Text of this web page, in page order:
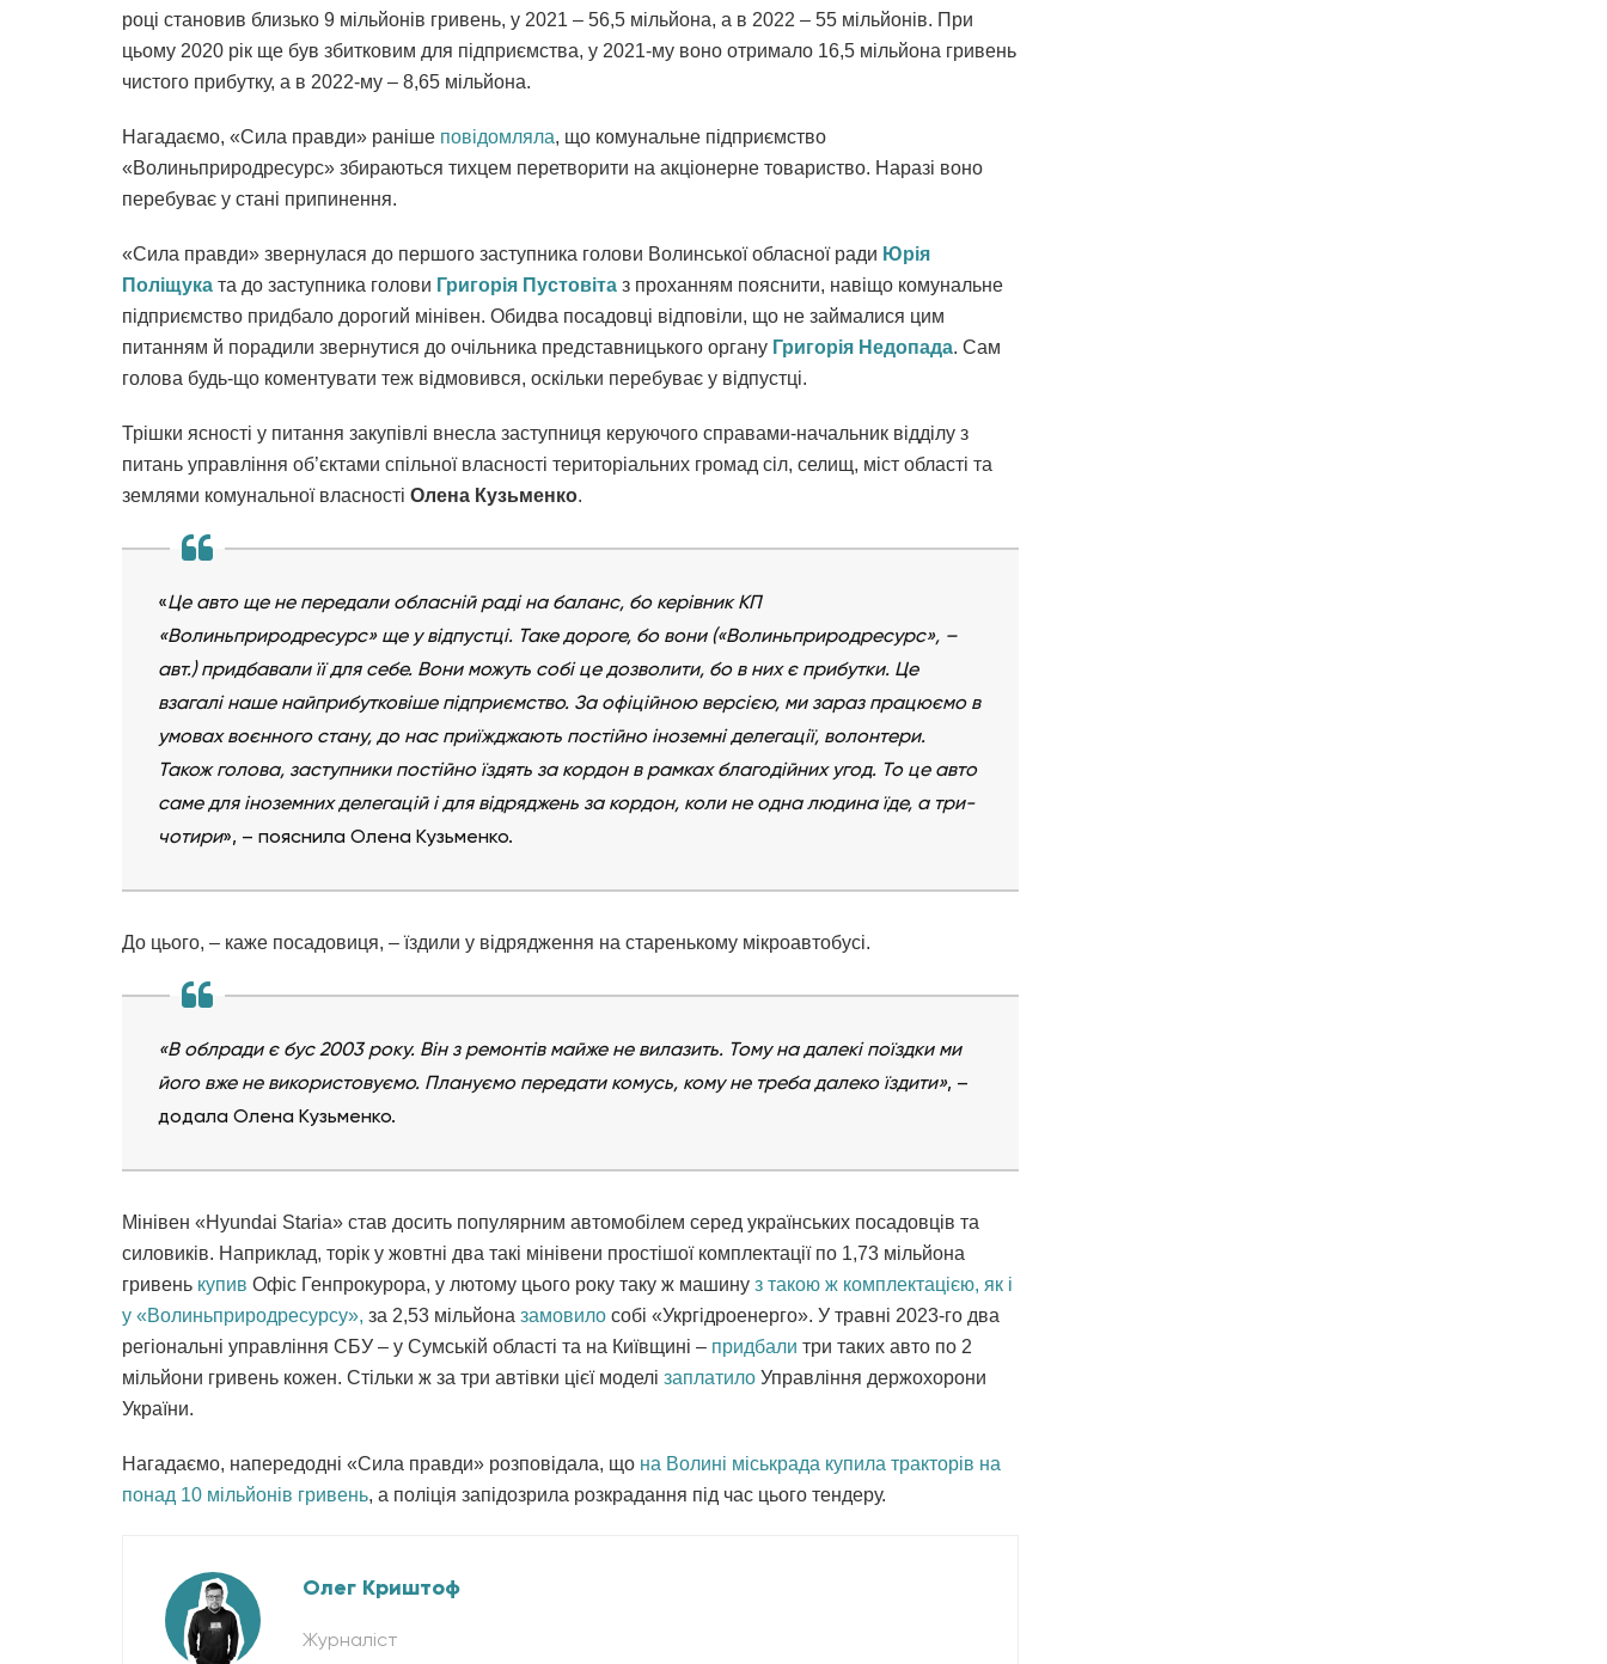
році становив близько 9 мільйонів гривень, у 2021 – 56,5 мільйона, а в 2022 – 55 мільйонів. При
цьому 2020 рік ще був збитковим для підприємства, у 2021-му воно отримало 16,5 мільйона гривень
чистого прибутку, а в 2022-му – 8,65 мільйона.
Нагадаємо, «Сила правди» раніше повідомляла, що комунальне підприємство
«Волиньприродресурс» збираються тихцем перетворити на акціонерне товариство. Наразі воно
перебуває у стані припинення.
«Сила правди» звернулася до першого заступника голови Волинської обласної ради Юрія
Поліщука та до заступника голови Григорія Пустовіта з проханням пояснити, навіщо комунальне
підприємство придбало дорогий мінівен. Обидва посадовці відповіли, що не займалися цим
питанням й порадили звернутися до очільника представницького органу Григорія Недопада. Сам
голова будь-що коментувати теж відмовився, оскільки перебуває у відпустці.
Трішки ясності у питання закупівлі внесла заступниця керуючого справами-начальник відділу з
питань управління об’єктами спільної власності територіальних громад сіл, селищ, міст області та
землями комунальної власності Олена Кузьменко.
«Це авто ще не передали обласній раді на баланс, бо керівник КП
«Волиньприродресурс» ще у відпустці. Таке дороге, бо вони («Волиньприродресурс», –
авт.) придбавали її для себе. Вони можуть собі це дозволити, бо в них є прибутки. Це
взагалі наше найприбутковіше підприємство. За офіційною версією, ми зараз працюємо в
умовах воєнного стану, до нас приїжджають постійно іноземні делегації, волонтери.
Також голова, заступники постійно їздять за кордон в рамках благодійних угод. То це авто
саме для іноземних делегацій і для відряджень за кордон, коли не одна людина їде, а три-
чотири», – пояснила Олена Кузьменко.
До цього, – каже посадовиця, – їздили у відрядження на старенькому мікроавтобусі.
«В облради є бус 2003 року. Він з ремонтів майже не вилазить. Тому на далекі поїздки ми
його вже не використовуємо. Плануємо передати комусь, кому не треба далеко їздити», –
додала Олена Кузьменко.
Мінівен «Hyundai Staria» став досить популярним автомобілем серед українських посадовців та
силовиків. Наприклад, торік у жовтні два такі мінівени простішої комплектації по 1,73 мільйона
гривень купив Офіс Генпрокурора, у лютому цього року таку ж машину з такою ж комплектацією, як і
у «Волиньприродресурсу», за 2,53 мільйона замовило собі «Укргідроенерго». У травні 2023-го два
регіональні управління СБУ – у Сумській області та на Київщині – придбали три таких авто по 2
мільйони гривень кожен. Стільки ж за три автівки цієї моделі заплатило Управління держохорони
України.
Нагадаємо, напередодні «Сила правди» розповідала, що на Волині міськрада купила тракторів на
понад 10 мільйонів гривень, а поліція запідозрила розкрадання під час цього тендеру.
Олег Криштоф
Журналіст